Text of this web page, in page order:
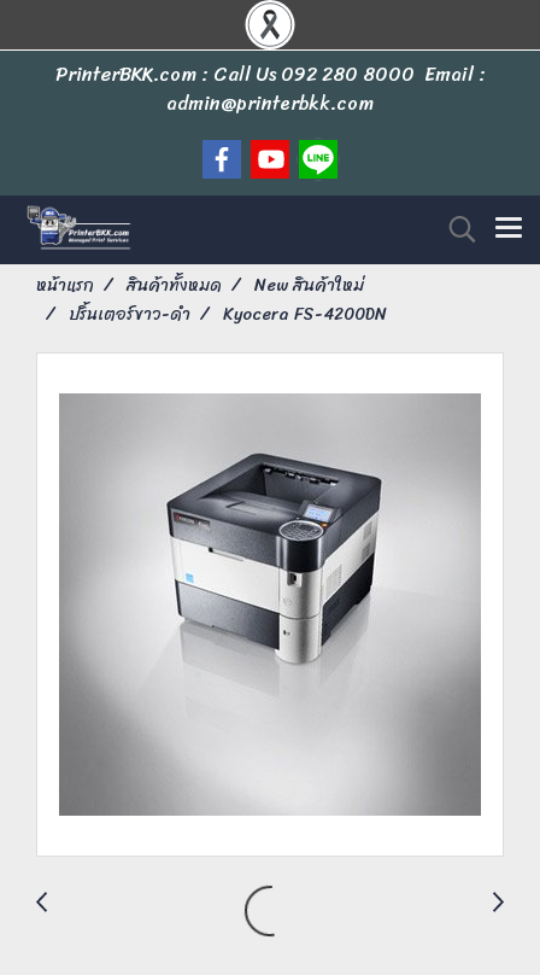
PrinterBKK.com : Call Us092 280 8000 Email :
admin@printerbkk.com
หน้าแรก สินค้าทั้งหมด
New สินค้าใหม่
ปริ้นเตอร์ขาว-ดำ
Kyocera FS-4200DN